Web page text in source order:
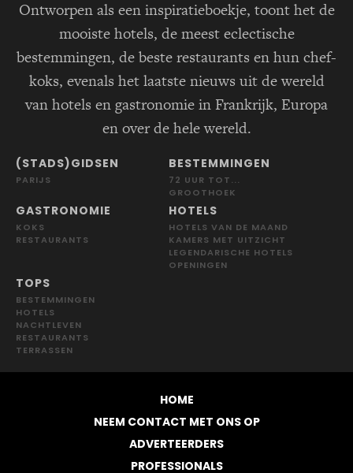
Ontworpen als een inspiratieboekje, toont het de
mooiste hotels, de meest eclectische
bestemmingen, de beste restaurants en hun chef-
koks, evenals het laatste nieuws uit de wereld
van hotels en gastronomie in Frankrijk, Europa
en over de hele wereld.
(STADS)GIDSEN
PARIJS
BESTEMMINGEN
72 UUR TOT...
GROOTHOEK
GASTRONOMIE
KOKS
RESTAURANTS
HOTELS
HOTELS VAN DE MAAND
KAMERS MET UITZICHT
LEGENDARISCHE HOTELS
OPENINGEN
TOPS
BESTEMMINGEN
HOTELS
NACHTLEVEN
RESTAURANTS
TERRASSEN
HOME
NEEM CONTACT MET ONS OP
ADVERTEERDERS
PROFESSIONALS